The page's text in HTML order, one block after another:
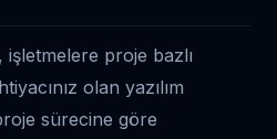
işletmelere proje bazlı
olan yazılım
sürecine göre